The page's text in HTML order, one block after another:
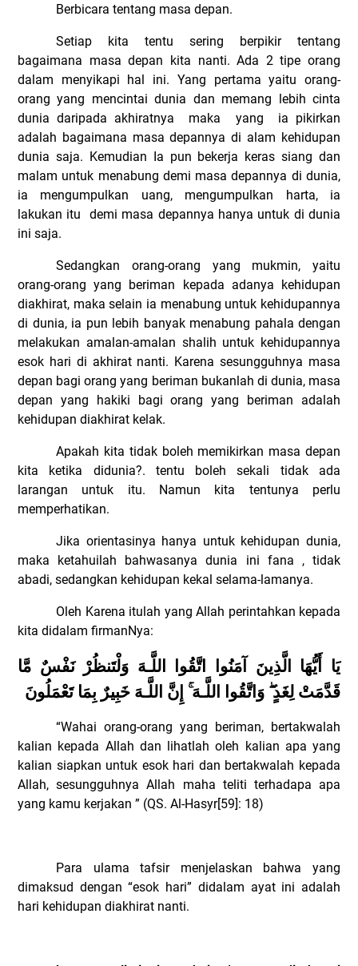
Berbicara tentang masa depan.
Setiap kita tentu sering berpikir tentang
bagaimana masa depan kita nanti. Ada 2 tipe orang
dalam menyikapi hal ini. Yang pertama yaitu orang-
orang yang mencintai dunia dan memang lebih cinta
dunia daripada akhiratnya
maka yang
ia pikirkan
adalah bagaimana masa depannya di alam kehidupan
dunia saja. Kemudian Ia pun bekerja keras siang dan
malam untuk menabung demi masa depannya di dunia,
ia mengumpulkan uang, mengumpulkan harta, ia
lakukan itu
demi masa depannya hanya untuk di dunia
ini saja.
Sedangkan orang-orang yang mukmin, yaitu
orang-orang yang beriman kepada adanya kehidupan
diakhirat, maka selain ia menabung untuk kehidupannya
di dunia, ia pun lebih banyak menabung pahala dengan
melakukan amalan-amalan shalih untuk kehidupannya
esok hari di akhirat nanti. Karena sesungguhnya masa
depan bagi orang yang beriman bukanlah di dunia, masa
depan yang hakiki bagi orang yang beriman adalah
kehidupan diakhirat kelak.
Apakah kita tidak boleh memikirkan masa depan
kita ketika didunia?. tentu boleh sekali tidak ada
larangan untuk itu. Namun kita tentunya perlu
memperhatikan.
Jika orientasinya hanya untuk kehidupan dunia,
maka ketahuilah bahwasanya dunia ini fana , tidak
abadi, sedangkan kehidupan kekal selama-lamanya.
Oleh Karena itulah yang Allah perintahkan kepada
kita didalam firmanNya:
يَا أَيُّهَا الَّذِينَ آمَنُوا اتَّقُوا اللَّـهَ وَلْتَنظُرْ نَفْسٌ مَّا
قَدَّمَتْ لِغَدٍ وَاتَّقُوا اللَّـهَ إِنَّ اللَّـهَ خَبِيرٌ بِمَا تَعْمَلُونَ
“Wahai orang-orang yang beriman, bertakwalah
kalian kepada Allah dan lihatlah oleh kalian apa yang
kalian siapkan untuk esok hari dan bertakwalah kepada
Allah, sesungguhnya Allah maha teliti terhadapa apa
yang kamu kerjakan ” (QS. Al-Hasyr[59]: 18)
Para ulama tafsir menjelaskan bahwa yang
dimaksud dengan “esok hari” didalam ayat ini adalah
hari kehidupan diakhirat nanti.